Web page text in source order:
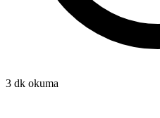
3 dk okuma